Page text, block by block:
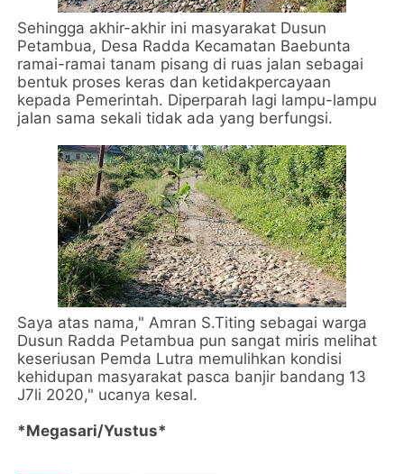
Sehingga akhir-akhir ini masyarakat Dusun
Petambua, Desa Radda Kecamatan Baebunta
ramai-ramai tanam pisang di ruas jalan sebagai
bentuk proses keras dan ketidakpercayaan
kepada Pemerintah. Diperparah lagi lampu-lampu
jalan sama sekali tidak ada yang berfungsi.
Saya atas nama," Amran S.Titing sebagai warga
Dusun Radda Petambua pun sangat miris melihat
keseriusan Pemda Lutra memulihkan kondisi
kehidupan masyarakat pasca banjir bandang 13
J7li 2020," ucanya kesal.
*Megasari/Yustus*